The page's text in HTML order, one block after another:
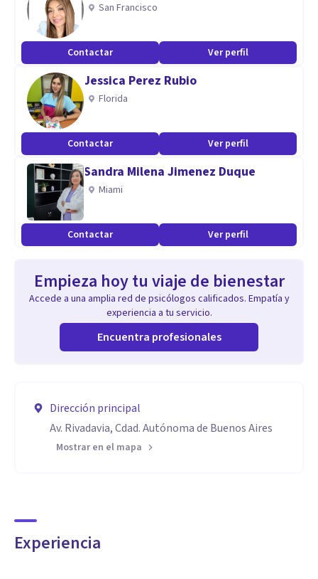
San Francisco
Contactar Ver perfil
Jessica Perez Rubio
Florida
Contactar Ver perfil
Sandra Milena Jimenez Duque
Miami
Contactar Ver perfil
Empieza hoy tu viaje de bienestar
Accede a una amplia red de psicólogos calificados. Empatía y
experiencia a tu servicio.
Encuentra profesionales
Dirección principal
Av. Rivadavia, Cdad. Autónoma de Buenos Aires
Mostrar en el mapa
Experiencia